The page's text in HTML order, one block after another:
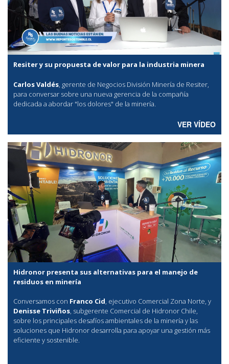
Resiter y su propuesta de valor para la industria minera
Carlos Valdés, gerente de Negocios División Minería de Resiter,
para conversar sobre una nueva gerencia de la compañía
dedicada a abordar "los dolores" de la minería.
VER VÍDEO
Hidronor presenta sus alternativas para el manejo de
residuos en minería
Conversamos con Franco Cid, ejecutivo Comercial Zona Norte, y
Denisse Triviños, subgerente Comercial de Hidronor Chile,
sobre los principales desafíos ambientales de la minería y las
soluciones que Hidronor desarrolla para apoyar una gestión más
eficiente y sostenible.